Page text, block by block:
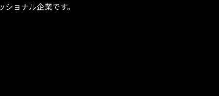
ョナル企業です。